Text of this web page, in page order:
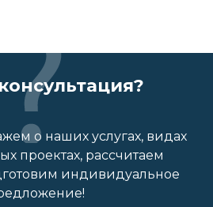
о наших услугах, видах
проектах, рассчитаем
индивидуальное